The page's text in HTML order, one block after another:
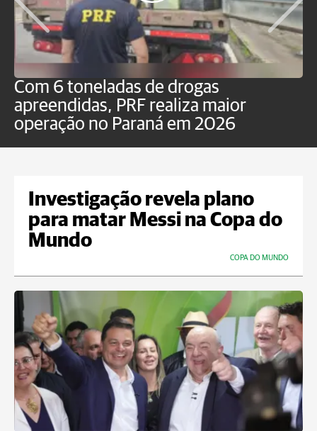
Com 6 toneladas de drogas
apreendidas, PRF realiza maior
operação no Paraná em 2026
Investigação revela plano
para matar Messi na Copa do
Mundo
COPA DO MUNDO